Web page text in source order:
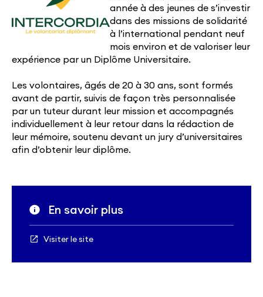
année à des jeunes de s’investir
dans des missions de solidarité
à l’international pendant neuf
mois environ et de valoriser leur
expérience par un Diplôme Universitaire.
Les volontaires, âgés de 20 à 30 ans, sont formés
avant de partir, suivis de façon très personnalisée
par un tuteur durant leur mission et accompagnés
individuellement à leur retour dans la rédaction de
leur mémoire, soutenu devant un jury d’universitaires
afin d’obtenir leur diplôme.
En savoir plus
Visiter le site